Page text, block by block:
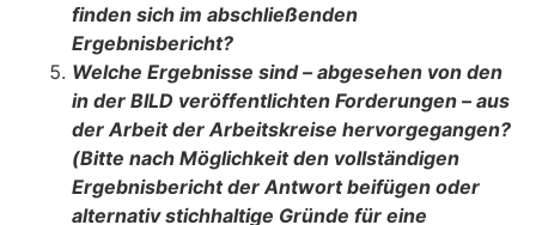
finden sich im abschließenden
Ergebnisbericht?
Welche Ergebnisse sind– abgesehen von den
in der BILD veröffentlichten Forde­rungen – aus
der Arbeit der Arbeitskreise hervorgegangen?
(Bitte nach Möglich­keit den vollständigen
Ergebnisbericht der Antwort beifügen oder
alternativ stich­haltige Gründe für eine